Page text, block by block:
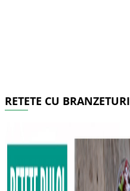
RETETE CU BRANZETURI